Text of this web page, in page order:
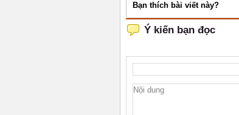
Bạn thích bài viết này?